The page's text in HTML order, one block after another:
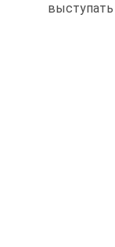
выступать